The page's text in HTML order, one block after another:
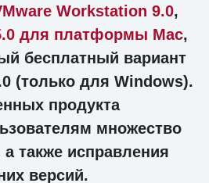
Workstation 9.0,
для платформы Mac,
бесплатный вариант
(только для Windows).
продукта
множество
также исправления
версий.